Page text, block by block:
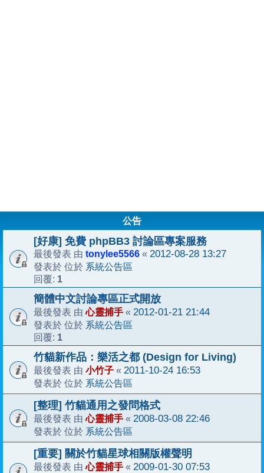
公告
[好康] 免費 phpBB3 討論區專案服務
最後發表 由 tonylee5566 « 2012-08-28 13:27
發表於 位於 系統公告區
回覆: 1
簡體中文討論專區正式開放
最後發表 由心靈捕手 « 2012-01-21 21:44
發表於 位於 系統公告區
回覆: 1
竹貓新作品：樂活之都 (Design for Living)
最後發表 由 小竹子 « 2011-10-24 16:53
發表於 位於 系統公告區
[整理] 竹貓通用之發問格式
最後發表 由心靈捕手 « 2008-03-08 22:46
發表於 位於 系統公告區
[重要] 關於竹貓星球相關版權聲明
最後發表 由心靈捕手 « 2009-01-30 07:53